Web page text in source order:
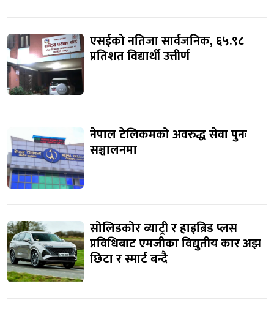
एसईको नतिजा सार्वजनिक, ६५.९८
प्रतिशत विद्यार्थी उत्तीर्ण
नेपाल टेलिकमको अवरुद्ध सेवा पुनः
सञ्चालनमा
सोलिडकोर ब्याट्री र हाइब्रिड प्लस
प्रविधिबाट एमजीका विद्युतीय कार अझ
छिटा र स्मार्ट बन्दै